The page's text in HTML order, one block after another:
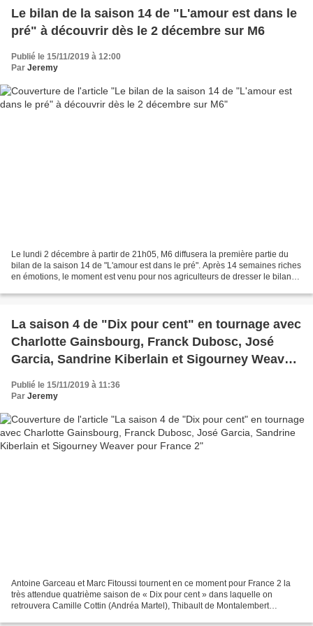
Le bilan de la saison 14 de "L'amour est dans le
pré" à découvrir dès le 2 décembre sur M6
Publié le 15/11/2019 à 12:00
Par Jeremy
Le lundi 2 décembre à partir de 21h05, M6 diffusera la première partie du
bilan de la saison 14 de "L'amour est dans le pré". Après 14 semaines riches
en émotions, le moment est venu pour nos agriculteurs de dresser le bilan
La saison 4 de "Dix pour cent" en tournage avec
Charlotte Gainsbourg, Franck Dubosc, José
Garcia, Sandrine Kiberlain et Sigourney Weaver
pour France 2
Publié le 15/11/2019 à 11:36
Par Jeremy
Antoine Garceau et Marc Fitoussi tournent en ce moment pour France 2 la
très attendue quatrième saison de « Dix pour cent » dans laquelle on
retrouvera Camille Cottin (Andréa Martel), Thibault de Montalembert